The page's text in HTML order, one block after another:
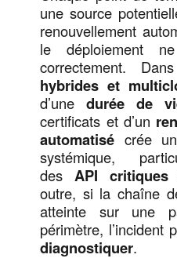
une source
renouvellement
le déploiement
correctement.
hybrides et
d’unedurée de
certificats et d’un
automatisé crée
systémique,
des API critiques
outre, si la chaîne
atteinte sur une
périmètre, l’incident
diagnostiquer.